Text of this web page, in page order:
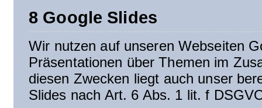
8 Google Slides
Wir nutzen auf unseren Webseiten
Präsentationen über Themen im
diesen Zwecken liegt auch unser
Slides nach Art. 6 Abs. 1 lit. f